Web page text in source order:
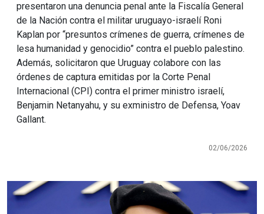
presentaron una denuncia penal ante la Fiscalía General
de la Nación contra el militar uruguayo-israelí Roni
Kaplan por “presuntos crímenes de guerra, crímenes de
lesa humanidad y genocidio” contra el pueblo palestino.
Además, solicitaron que Uruguay colabore con las
órdenes de captura emitidas por la Corte Penal
Internacional (CPI) contra el primer ministro israelí,
Benjamin Netanyahu, y su exministro de Defensa, Yoav
Gallant.
02/06/2026
Imagen